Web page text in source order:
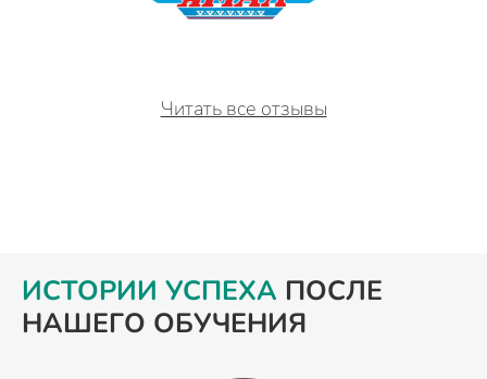
Читать все отзывы
ИСТОРИИ УСПЕХА ПОСЛЕ
НАШЕГО ОБУЧЕНИЯ